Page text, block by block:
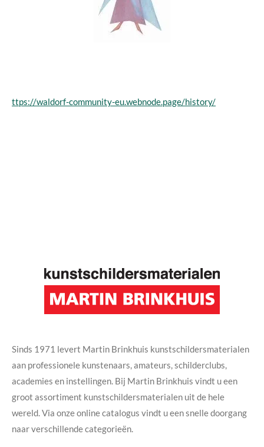
ttps://waldorf-community-eu.webnode.page/history/
Sinds 1971 levert Martin Brinkhuis kunstschildersmaterialen
aan professionele kunstenaars, amateurs, schilderclubs,
academies en instellingen. Bij Martin Brinkhuis vindt u een
groot assortiment kunstschildersmaterialen uit de hele
wereld. Via onze online catalogus vindt u een snelle doorgang
naar verschillende categorieën.